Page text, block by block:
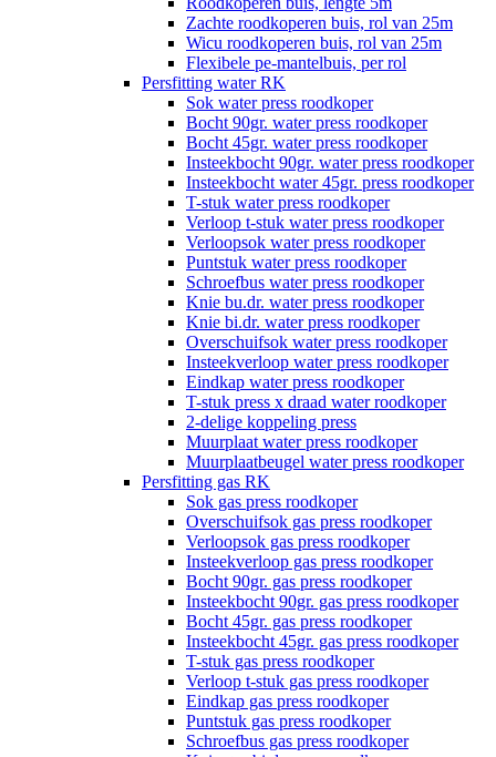
Zachte roodkoperen buis, rol van 25m
Wicu roodkoperen buis, rol van 25m
Flexibele pe-mantelbuis, per rol
Persfitting water RK
Sok water press roodkoper
Bocht 90gr. water press roodkoper
Bocht 45gr. water press roodkoper
Insteekbocht 90gr. water press roodkoper
Insteekbocht water 45gr. press roodkoper
T-stuk water press roodkoper
Verloop t-stuk water press roodkoper
Verloopsok water press roodkoper
Puntstuk water press roodkoper
Schroefbus water press roodkoper
Knie bu.dr. water press roodkoper
Knie bi.dr. water press roodkoper
Overschuifsok water press roodkoper
Insteekverloop water press roodkoper
Eindkap water press roodkoper
T-stuk press x draad water roodkoper
2-delige koppeling press
Muurplaat water press roodkoper
Muurplaatbeugel water press roodkoper
Persfitting gas RK
Sok gas press roodkoper
Overschuifsok gas press roodkoper
Verloopsok gas press roodkoper
Insteekverloop gas press roodkoper
Bocht 90gr. gas press roodkoper
Insteekbocht 90gr. gas press roodkoper
Bocht 45gr. gas press roodkoper
Insteekbocht 45gr. gas press roodkoper
T-stuk gas press roodkoper
Verloop t-stuk gas press roodkoper
Eindkap gas press roodkoper
Puntstuk gas press roodkoper
Schroefbus gas press roodkoper